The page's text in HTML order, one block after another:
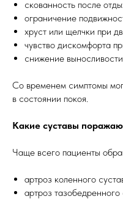
скованность после
ограничение
хруст или щелчки при
чувство дискомфорта
снижение
Со временем симптомы
в состоянии покоя.
Какие суставы
Чаще всего пациенты
артроз коленного
артроз тазобедренного